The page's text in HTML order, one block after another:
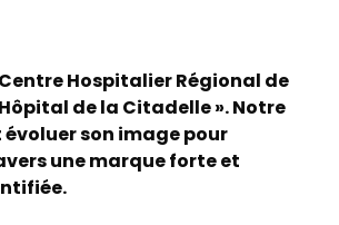
Hospitalier Régional de
de la Citadelle ». Notre
son image pour
une marque forte et